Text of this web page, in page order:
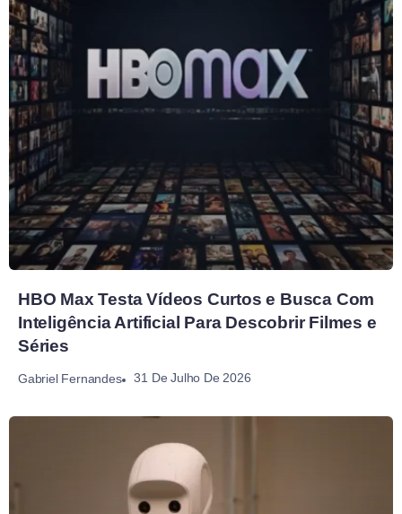
HBO Max Testa Vídeos Curtos e Busca Com
Inteligência Artificial Para Descobrir Filmes e
Séries
Gabriel Fernandes 31 De Julho De 2026